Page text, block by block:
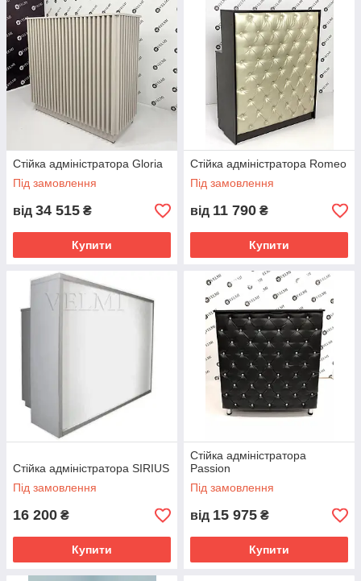
Стійка адміністратора Gloria
Під замовлення
від 34 515 ₴
Купити
Стійка адміністратора Romeo
Під замовлення
від 11 790 ₴
Купити
Стійка адміністратора SIRIUS
Під замовлення
16 200 ₴
Купити
Стійка адміністратора
Passion
Під замовлення
від 15 975 ₴
Купити